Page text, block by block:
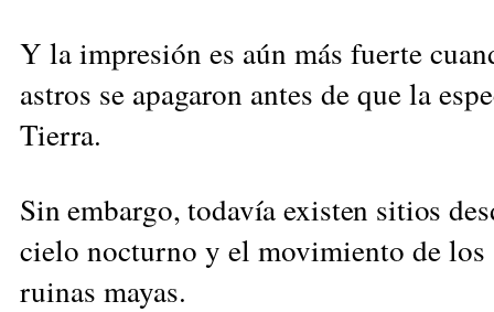
Y la impresión es aún más fuerte
astros se apagaron antes de que la
Tierra.
Sin embargo, todavía existen sitios des
cielo nocturno y el movimiento de los
ruinas mayas.